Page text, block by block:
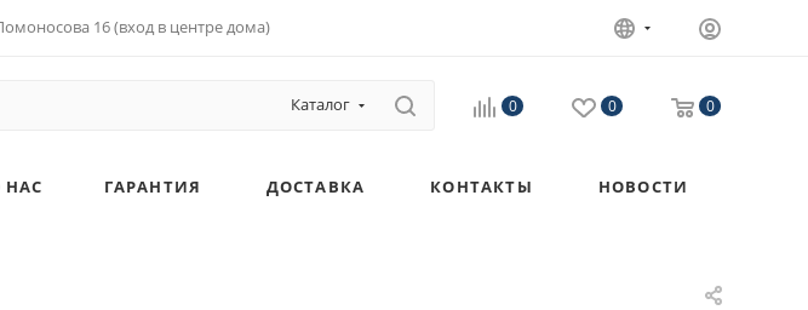
16 (вход в центре дома)
Каталог 0 0 0
НАС ГАРАНТИЯ ДОСТАВКА КОНТАКТЫ НОВОСТИ